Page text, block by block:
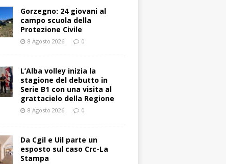
Gorzegno: 24 giovani al
campo scuola della
Protezione Civile
8 Agosto 2026 0
L’Alba volley inizia la
stagione del debutto in
Serie B1 con una visita al
grattacielo della Regione
8 Agosto 2026 0
Da Cgil e Uil parte un
esposto sul caso Crc-La
Stampa